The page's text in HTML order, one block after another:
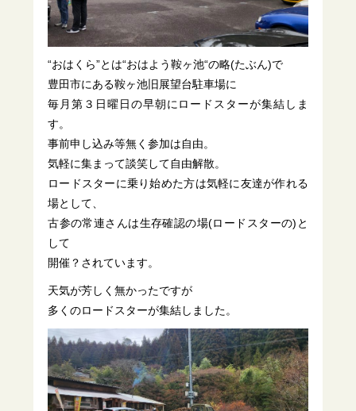
“おはくら”とは“おはよう鞍ヶ池“の略(たぶん)で
豊田市にある鞍ヶ池旧展望台駐車場に
毎月第３日曜日の早朝にロードスターが集結しま
す。
事前申し込み等無く参加は自由。
気軽に集まって談笑して自由解散。
ロードスターに乗り始めた方は気軽に友達が作れる
場として、
古参の常連さんは生存確認の場(ロードスターの)と
して
開催？されています。
天気が芳しく無かったですが
多くのロードスターが集結しました。